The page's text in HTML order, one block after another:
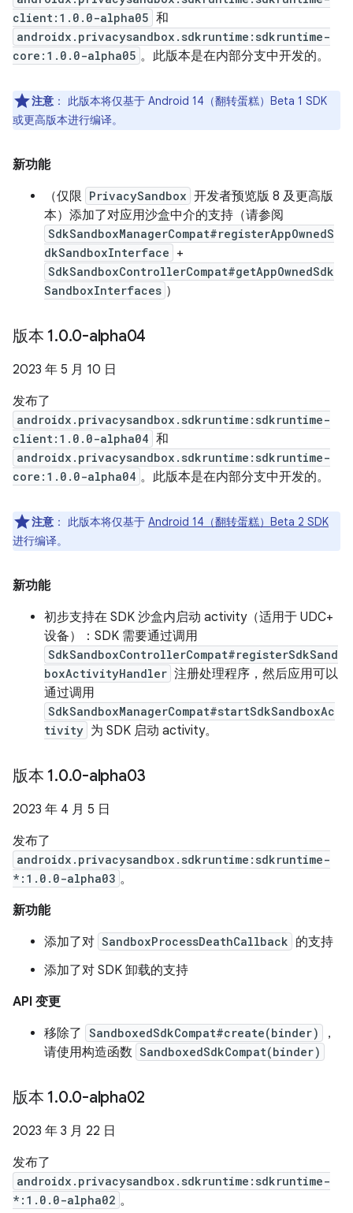
client:1.0.0-alpha05 和
androidx.privacysandbox.sdkruntime:sdkruntime-
core:1.0.0-alpha05 。此版本是在内部分支中开发的。
注意 ：
此版本将仅基于 Android 14（翻转蛋糕）Beta 1 SDK
或更高版本进行编译。
新功能
（仅限 PrivacySandbox 开发者预览版 8 及更高版
本）添加了对应用沙盒中介的支持（请参阅
SdkSandboxManagerCompat#registerAppOwnedS
dkSandboxInterface +
SdkSandboxControllerCompat#getAppOwnedSdk
SandboxInterfaces ）
版本 1.0.0-alpha04
2023 年 5 月 10 日
发布了
androidx.privacysandbox.sdkruntime:sdkruntime-
client:1.0.0-alpha04 和
androidx.privacysandbox.sdkruntime:sdkruntime-
core:1.0.0-alpha04 。此版本是在内部分支中开发的。
注意 ： 此版本将仅基于 Android 14（翻转蛋糕）Beta 2 SDK
进行编译。
新功能
初步支持在 SDK 沙盒内启动 activity（适用于 UDC+
设备）：SDK 需要通过调用
SdkSandboxControllerCompat#registerSdkSand
boxActivityHandler 注册处理程序，然后应用可以
通过调用
SdkSandboxManagerCompat#startSdkSandboxAc
tivity 为 SDK 启动 activity。
版本 1.0.0-alpha03
2023 年 4 月 5 日
发布了
androidx.privacysandbox.sdkruntime:sdkruntime-
*:1.0.0-alpha03 。
新功能
添加了对 SandboxProcessDeathCallback 的支持
添加了对 SDK 卸载的支持
API 变更
移除了 SandboxedSdkCompat#create(binder)
，
请使用构造函数 SandboxedSdkCompat(binder)
版本 1.0.0-alpha02
2023 年 3 月 22 日
发布了
androidx.privacysandbox.sdkruntime:sdkruntime-
*:1.0.0-alpha02 。